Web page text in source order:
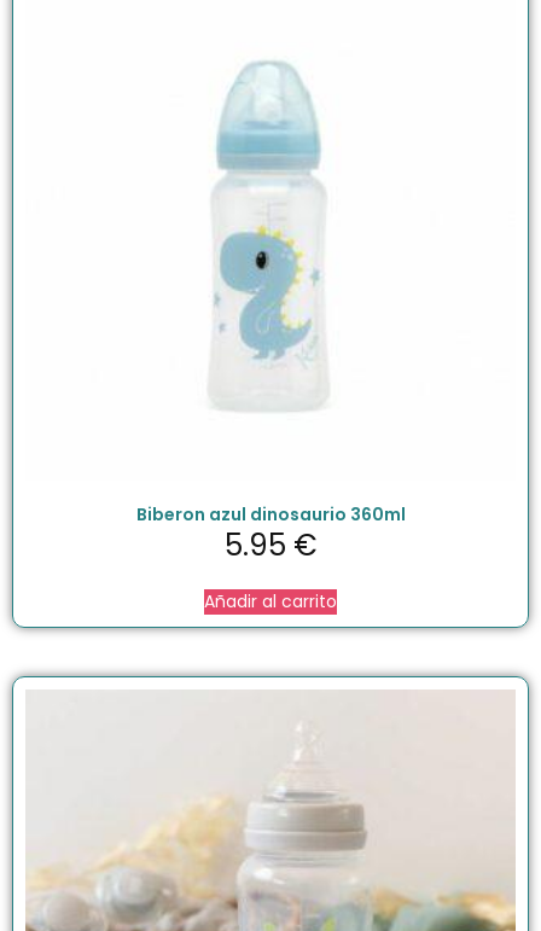
Biberon azul dinosaurio 360ml
5.95 €
Añadir al carrito